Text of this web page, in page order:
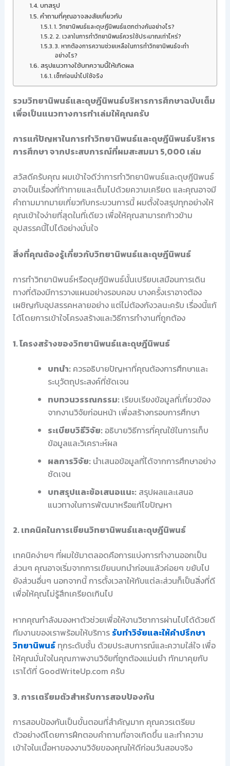
บทสรุป
คำถามที่คุณอาจสงสัยเกี่ยวกับ
1. วิทยานิพนธ์และดุษฎีนิพนธ์แตกต่างกันอย่างไร?
2. เวลาในการทำวิทยานิพนธ์ควรใช้ประมาณเท่าไหร่?
3. หากต้องการความช่วยเหลือในการทำวิทยานิพนธ์จะทำ
อย่างไร?
สรุปแนวทางใช้บทความนี้ให้เกิดผล
เช็กก่อนนำไปใช้จริง
รวมวิทยานิพนธ์และดุษฎีนิพนธ์บริหารการศึกษาฉบับเต็ม
เพื่อเป็นแนวทางการทำเล่มให้คุณครับ
การแก้ปัญหาในการทำวิทยานิพนธ์และดุษฎีนิพนธ์บริหาร
การศึกษา จากประสบการณ์ที่ผมสะสมมา 5,000 เล่ม
สวัสดีครับคุณ ผมเข้าใจดีว่าการทำวิทยานิพนธ์และดุษฎีนิพนธ์
อาจเป็นเรื่องที่ท้าทายและเต็มไปด้วยความเครียด และคุณอาจมี
คำถามมากมายเกี่ยวกับกระบวนการนี้ ผมตั้งใจสรุปทุกอย่างให้
คุณเข้าใจง่ายที่สุดในที่เดียว เพื่อให้คุณสามารถก้าวข้าม
อุปสรรคนี้ไปได้อย่างมั่นใจ
สิ่งที่คุณต้องรู้เกี่ยวกับวิทยานิพนธ์และดุษฎีนิพนธ์
การทำวิทยานิพนธ์หรือดุษฎีนิพนธ์นั้นเปรียบเสมือนการเดิน
ทางที่ต้องมีการวางแผนอย่างรอบคอบ บางครั้งเราอาจต้อง
เผชิญกับอุปสรรคหลายอย่าง แต่ไม่ต้องกังวลนะครับ เรื่องนี้แก้
ได้โดยการเข้าใจโครงสร้างและวิธีการทำงานที่ถูกต้อง
1. โครงสร้างของวิทยานิพนธ์และดุษฎีนิพนธ์
บทนำ: ควรอธิบายปัญหาที่คุณต้องการศึกษาและ
ระบุวัตถุประสงค์ที่ชัดเจน
ทบทวนวรรณกรรม: เรียบเรียงข้อมูลที่เกี่ยวข้อง
จากงานวิจัยก่อนหน้า เพื่อสร้างกรอบการศึกษา
ระเบียบวิธีวิจัย: อธิบายวิธีการที่คุณใช้ในการเก็บ
ข้อมูลและวิเคราะห์ผล
ผลการวิจัย: นำเสนอข้อมูลที่ได้จากการศึกษาอย่าง
ชัดเจน
บทสรุปและข้อเสนอแนะ: สรุปผลและเสนอ
แนวทางในการพัฒนาหรือแก้ไขปัญหา
2. เทคนิคในการเขียนวิทยานิพนธ์และดุษฎีนิพนธ์
เทคนิคง่ายๆ ที่ผมใช้มาตลอดคือการแบ่งการทำงานออกเป็น
ส่วนๆ คุณอาจเริ่มจากการเขียนบทนำก่อนแล้วค่อยๆ ขยับไป
ยังส่วนอื่นๆ นอกจากนี้ การตั้งเวลาให้กับแต่ละส่วนก็เป็นสิ่งที่ดี
เพื่อให้คุณไม่รู้สึกเครียดเกินไป
หากคุณกำลังมองหาตัวช่วยเพื่อให้งานวิชาการผ่านไปได้ด้วยดี
ทีมงานของเราพร้อมให้บริการ รับทำวิจัยและให้คำปรึกษา
วิทยานิพนธ์ทุกระดับชั้น ด้วยประสบการณ์และความใส่ใจ เพื่อ
ให้คุณมั่นใจในคุณภาพงานวิจัยที่ถูกต้องแม่นยำ ทักมาคุยกับ
เราได้ที่ GoodWriteUp.com ครับ
3. การเตรียมตัวสำหรับการสอบป้องกัน
การสอบป้องกันเป็นขั้นตอนที่สำคัญมาก คุณควรเตรียม
ตัวอย่างดีโดยการฝึกตอบคำถามที่อาจเกิดขึ้น และทำความ
เข้าใจในเนื้อหาของงานวิจัยของคุณให้ดีก่อนวันสอบจริง